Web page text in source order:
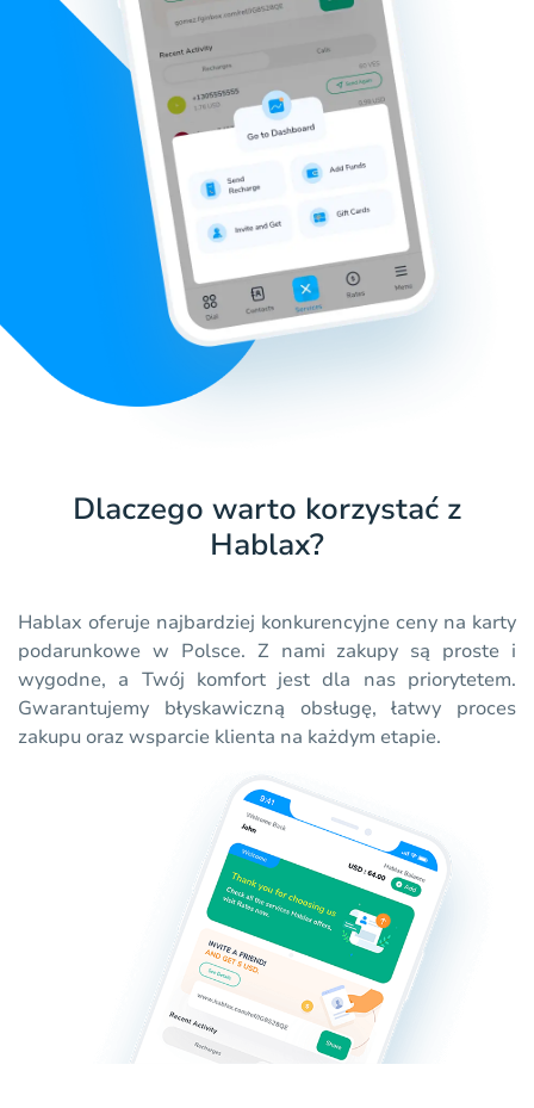
Dlaczego warto korzystać z
Hablax?
Hablax oferuje najbardziej konkurencyjne ceny na karty
podarunkowe w Polsce. Z nami zakupy są proste i
wygodne, a Twój komfort jest dla nas priorytetem.
Gwarantujemy błyskawiczną obsługę, łatwy proces
zakupu oraz wsparcie klienta na każdym etapie.